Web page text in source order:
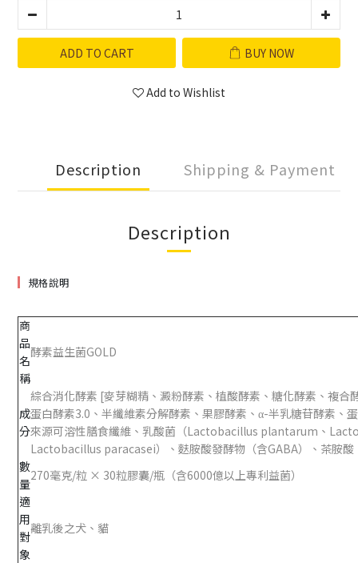
ADD TO CART BUY NOW
Add to Wishlist
Description Shipping & Payment
Description
規格說明
商
品
名
稱
酵素益生菌GOLD
成
分
綜合消化酵素 [麥芽糊精、澱粉酵素、植酸酵素、糖化酵素、複
蛋白酵素3.0、半纖維素分解酵素、果膠酵素、α-半乳糖苷酵素、
來源可溶性膳食纖維、乳酸菌（Lactobacillus plantarum、
Lactobacillus paracasei）、麩胺酸發酵物（含GABA）、茶胺酸
數
量
270毫克/粒 × 30粒膠囊/瓶（含6000億以上專利益菌）
適
用
對
象
離乳後之犬、貓